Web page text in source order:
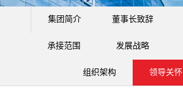
集团简介 董事长致辞
承接范围 发展战略
组织架构 领导关怀